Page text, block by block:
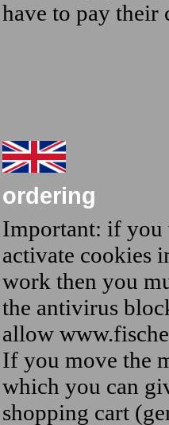
have to pay their
ordering
Important: if you
activate cookies
work then you
the antivirus
allow
If you move the
which you can
shopping cart